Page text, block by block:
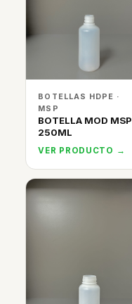
BOTELLAS HDPE ·
MSP
BOTELLA MOD MSP
250ML
VER PRODUCTO →